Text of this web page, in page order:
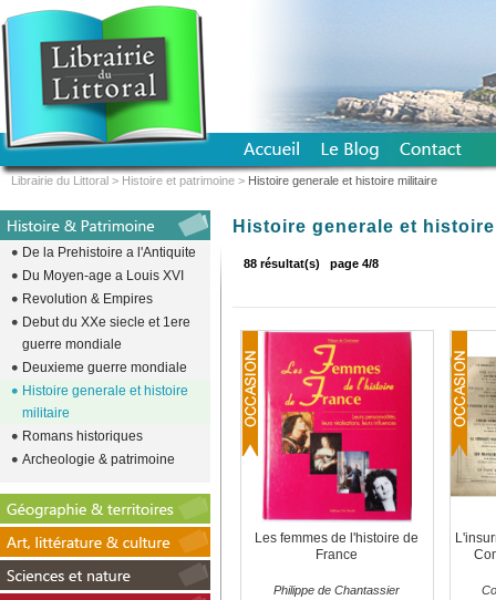
Histoire generale et
88 résultat(s) page 4/8
Les femmes de l'histoire de
France
Philippe de Chantassier
De la Prehistoire a l'Antiquite
Du Moyen-age a Louis XVI
Revolution & Empires
Debut du XXe siecle et 1ere
guerre mondiale
Deuxieme guerre mondiale
Histoire generale et histoire
militaire
Romans historiques
Archeologie & patrimoine
Librairie du Littoral > Histoire et patrimoine > Histoire generale et histoire militaire